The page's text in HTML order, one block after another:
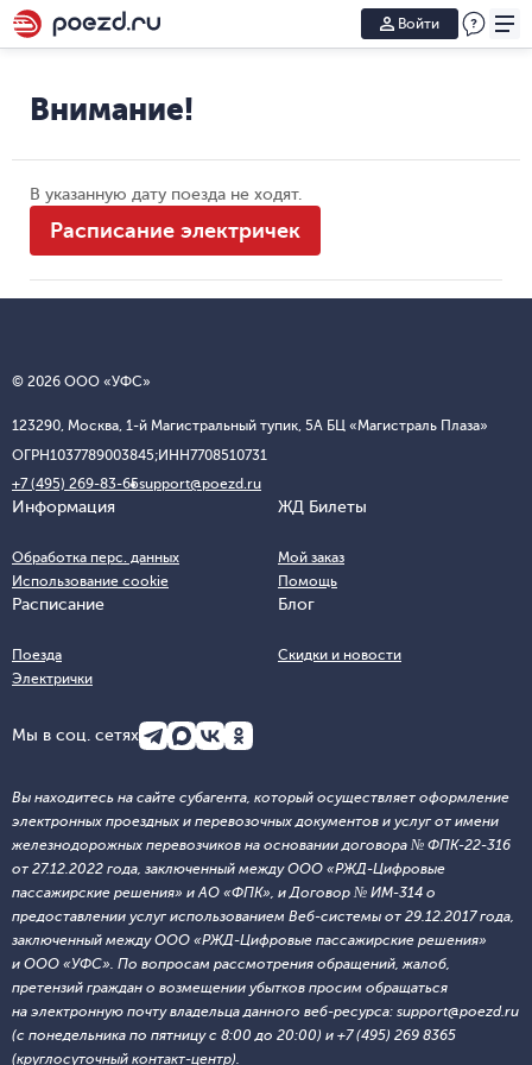
Войти
Внимание!
В указанную дату поезда не ходят.
Расписание электричек
© 2026 ООО «УФС»
123290, Москва, 1-й Магистральный тупик, 5А БЦ «Магистраль Плаза»
ОГРН1037789003845;ИНН7708510731
+7 (495) 269-83-65support@poezd.ru
Информация
Обработка перс. данных
Использование cookie
ЖД Билеты
Мой заказ
Помощь
Расписание
Поезда
Электрички
Блог
Скидки и новости
Мы в соц. сетях
Вы находитесь на сайте субагента, который осуществляет оформление
электронных проездных и перевозочных документов и услуг от имени
железнодорожных перевозчиков на основании договора № ФПК-22-316
от 27.12.2022 года, заключенный между ООО «РЖД-Цифровые
пассажирские решения» и АО «ФПК», и Договор № ИМ-314 о
предоставлении услуг использованием Веб-системы от 29.12.2017 года,
заключенный между ООО «РЖД-Цифровые пассажирские решения»
и ООО «УФС». По вопросам рассмотрения обращений, жалоб,
претензий граждан о возмещении убытков просим обращаться
на электронную почту владельца данного веб-ресурса: support@poezd.ru
(с понедельника по пятницу с 8:00 до 20:00) и +7 (495) 269 8365
(круглосуточный контакт-центр).